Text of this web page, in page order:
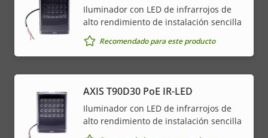
Iluminador con LED de infrarrojos de
alto rendimiento de instalación sencilla
Recomendado para este producto
AXIS T90D30 PoE IR-LED
Iluminador con LED de infrarrojos de
alto rendimiento de instalación sencilla